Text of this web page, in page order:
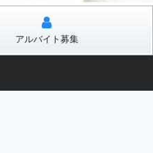
アルバイト募集